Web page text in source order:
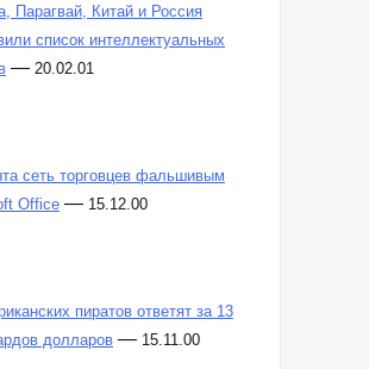
Парагвай, Китай и Россия
список интеллектуальных
сеть торговцев фальшивым
пиратов ответят за 13
долларов